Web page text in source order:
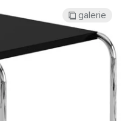
galerie